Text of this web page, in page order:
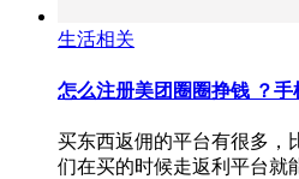
生活相关
怎么注册美团圈圈挣钱 ？
买东西返佣的平台有很多，
们在买的时候走返利平台就